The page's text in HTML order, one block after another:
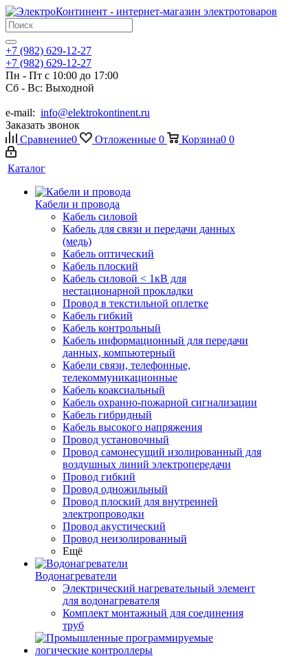
+7 (982) 629-12-27
+7 (982) 629-12-27
Пн - Пт с 10:00 до 17:00
Сб - Вс: Выходной
e-mail: info@elektrokontinent.ru
Заказать звонок
Сравнение0 Отложенные 0 Корзина0 0
Каталог
Кабели и провода
Кабель силовой
Кабель для связи и передачи данных
(медь)
Кабель оптический
Кабель плоский
Кабель силовой < 1кВ для
нестационарной прокладки
Провод в текстильной оплетке
Кабель гибкий
Кабель контрольный
Кабель информационный для передачи
данных, компьютерный
Кабели связи, телефонные,
телекоммуникационные
Кабель коаксиальный
Кабель охранно-пожарной сигнализации
Кабель гибридный
Кабель высокого напряжения
Провод установочный
Провод самонесущий изолированный для
воздушных линий электропередачи
Провод гибкий
Провод одножильный
Провод плоский для внутренней
электропроводки
Провод акустический
Провод неизолированный
Ещё
Водонагреватели
Электрический нагревательный элемент
для водонагревателя
Комплект монтажный для соединения
труб